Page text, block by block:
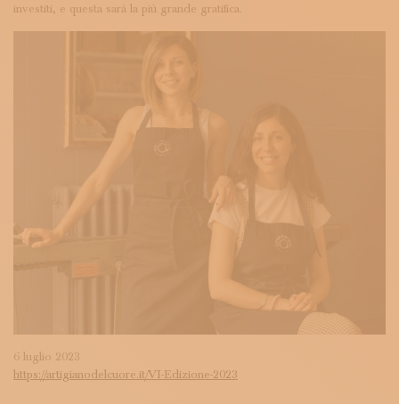
investiti, e questa sarà la più grande gratifica.
6 luglio 2023
https://artigianodelcuore.it/VI-Edizione-2023